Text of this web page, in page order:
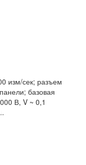
изм/сек; разъем
базовая
В, V ~ 0,1